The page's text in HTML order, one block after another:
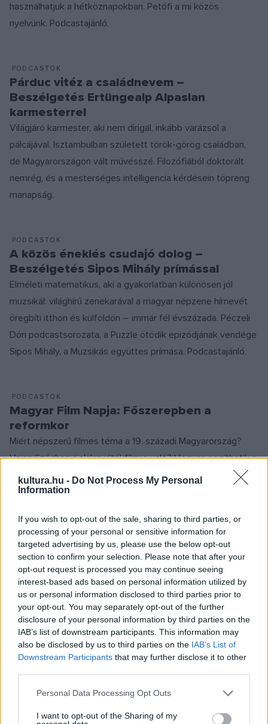
kultura.hu - Do Not Process My Personal
Information
If you wish to opt-out of the sale, sharing to third parties, or
processing of your personal or sensitive information for
targeted advertising by us, please use the below opt-out
section to confirm your selection. Please note that after your
opt-out request is processed you may continue seeing
interest-based ads based on personal information utilized by
us or personal information disclosed to third parties prior to
your opt-out. You may separately opt-out of the further
disclosure of your personal information by third parties on the
IAB’s list of downstream participants. This information may
also be disclosed by us to third parties on the IAB’s List of
Downstream Participants that may further disclose it to other
Please note that this website/app uses one or more Google
not limited to your visit or usage behaviour. You may click to
Personal Data Processing Opt Outs
I want to opt-out of the Sharing of my
használhatjuk a hétköznapokban. Petőfi a mi közös
nyelvünk. Podcastajánló.
PODCASTOK
Párduc vitéz a családnevem –
Beszélgetés Ertüngealp Alpaslan
karmesterrel
Világjáró karmester, aki nem dirigál, inkább varázsol a
pálcájával. Isztambulban született török-görög családban,
de Magyarországon vált művésszé. Filozófiából doktorált
nemrég, és a mesterséges intelligencia kérdésein töpreng
manapság.
PODCASTOK
A közös éneklés csudajó dolog –
Beszélgetés Sipos Mihály prímással
Elméleti matematikus, aki a gyakorlatban különösen jól
muzsikál: világhírű zenekarával a magyar népzene hírnevét
öregbíti itthon és külföldön – immár fél évszázada. Péczeli
Dóri podcastsorozata, a Puzzle ötödik epizódjának vendége
Sipos Mihály, a Muzsikás együttes prímása. Podcastajánló.
PODCASTOK
Magyar Film Napja: Főszerepben a
reformkor
Miért népszerű filmes téma a 19. századi Magyarország?
Vajon Széchenyi alakja játékfilmre való? Hogyan segíthetik a
filmek az oktatást? Ezekre a kérdésekre is keresi a választ
a Talpig magyar e heti adása, ahol – a magyar film napján,
Podcastajánló.
PODCASTOK
Csontváry: Picasso elismerte, idehaza
kigúnyolták
Patikusból lett a Napút festője. Picasso és Chagall csodálta
művészetét, magyar kortársai viszont nem értették, és csak
halála után fedezték fel jelentőségét. Ő a 170 éve született
Csontváry Kosztka Tivadar. Podcastajánló.